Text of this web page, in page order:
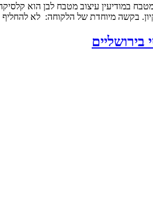
מטבח במודיעין עיצוב מטבח לבן הוא
בקשה מיוחדת של הלקוחה: לא
בירושליים